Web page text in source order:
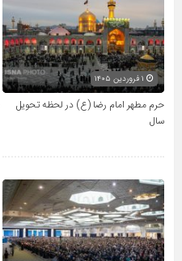
حرم مطهر امام رضا (ع) در لحظه تحویل
سال